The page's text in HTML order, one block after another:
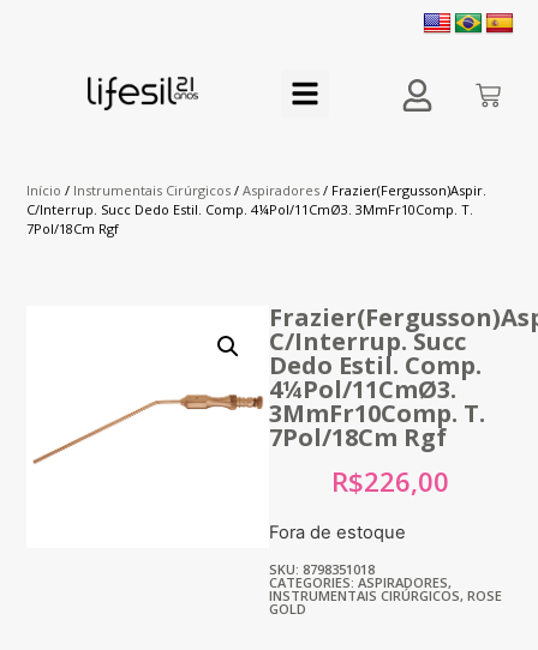
Início / Instrumentais Cirúrgicos /Aspiradores / Frazier(Fergusson)Aspir.
C/Interrup. Succ Dedo Estil. Comp. 4¼Pol/11CmØ3. 3MmFr10Comp. T.
7Pol/18Cm Rgf
C/Interrup. Succ
Dedo Estil. Comp.
4¼Pol/11CmØ3.
3MmFr10Comp. T.
7Pol/18Cm Rgf
R$226,00
Fora de estoque
SKU: 8798351018
CATEGORIES: ASPIRADORES,
INSTRUMENTAIS CIRÚRGICOS, ROSE
GOLD